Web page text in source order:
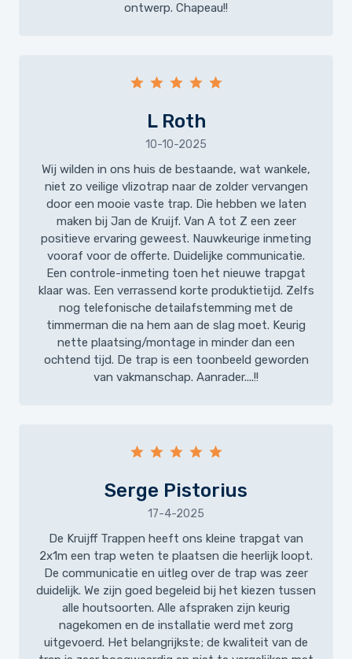
ontwerp. Chapeau!!
L Roth
10-10-2025
Wij wilden in ons huis de bestaande, wat wankele,
niet zo veilige vlizotrap naar de zolder vervangen
door een mooie vaste trap. Die hebben we laten
maken bij Jan de Kruijf. Van A tot Z een zeer
positieve ervaring geweest. Nauwkeurige inmeting
vooraf voor de offerte. Duidelijke communicatie.
Een controle-inmeting toen het nieuwe trapgat
klaar was. Een verrassend korte produktietijd. Zelfs
nog telefonische detailafstemming met de
timmerman die na hem aan de slag moet. Keurig
nette plaatsing/montage in minder dan een
ochtend tijd. De trap is een toonbeeld geworden
van vakmanschap. Aanrader....!!
Serge Pistorius
17-4-2025
De Kruijff Trappen heeft ons kleine trapgat van
2x1m een trap weten te plaatsen die heerlijk loopt.
De communicatie en uitleg over de trap was zeer
duidelijk. We zijn goed begeleid bij het kiezen tussen
alle houtsoorten. Alle afspraken zijn keurig
nagekomen en de installatie werd met zorg
uitgevoerd. Het belangrijkste; de kwaliteit van de